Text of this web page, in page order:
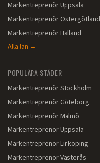
MarkentreprenörUppsala
MarkentreprenörÖstergötland
MarkentreprenörHalland
Alla län →
POPULÄRA STÄDER
MarkentreprenörStockholm
MarkentreprenörGöteborg
MarkentreprenörMalmö
MarkentreprenörUppsala
MarkentreprenörLinköping
MarkentreprenörVästerås